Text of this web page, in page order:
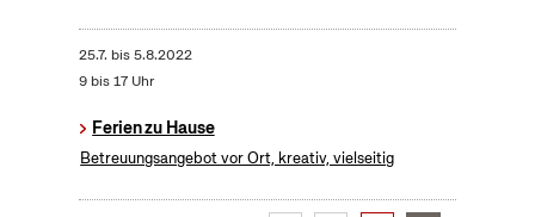
25.7. bis5.8.2022
9 bis 17 Uhr
Ferien zu Hause
Betreuungsangebot vor Ort, kreativ, vielseitig